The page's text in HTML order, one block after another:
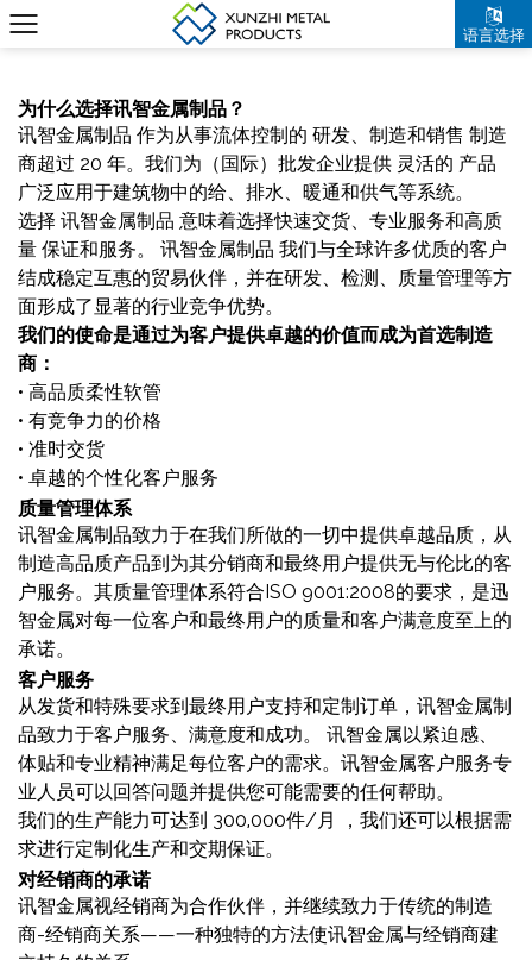
语言选择
为什么选择讯智金属制品？
讯智金属制品 作为从事流体控制的 研发、制造和销售 制造
商超过 20 年。我们为（国际）批发企业提供 灵活的 产品
广泛应用于建筑物中的给、排水、暖通和供气等系统。
选择 讯智金属制品 意味着选择快速交货、专业服务和高质
量 保证和服务。 讯智金属制品 我们与全球许多优质的客户
结成稳定互惠的贸易伙伴，并在研发、检测、质量管理等方
面形成了显著的行业竞争优势。
我们的使命是通过为客户提供卓越的价值而成为首选制造
商：
• 高品质柔性软管
• 有竞争力的价格
• 准时交货
• 卓越的个性化客户服务
质量管理体系
讯智金属制品致力于在我们所做的一切中提供卓越品质，从
制造高品质产品到为其分销商和最终用户提供无与伦比的客
户服务。其质量管理体系符合ISO 9001:2008的要求，是迅
智金属对每一位客户和最终用户的质量和客户满意度至上的
承诺。
客户服务
从发货和特殊要求到最终用户支持和定制订单，讯智金属制
品致力于客户服务、满意度和成功。 讯智金属以紧迫感、
体贴和专业精神满足每位客户的需求。讯智金属客户服务专
业人员可以回答问题并提供您可能需要的任何帮助。
我们的生产能力可达到 300,000件/月
，我们还可以根据需
求进行定制化生产和交期保证。
对经销商的承诺
讯智金属视经销商为合作伙伴，并继续致力于传统的制造
商-经销商关系——一种独特的方法使讯智金属与经销商建